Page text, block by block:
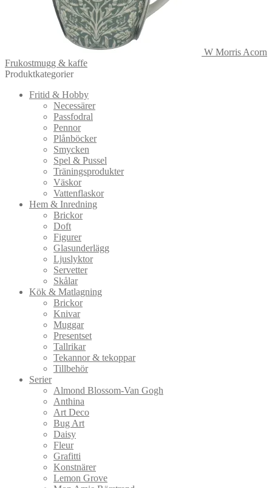
W Morris Acorn
Frukostmugg & kaffe
Produktkategorier
Fritid & Hobby
Necessärer
Passfodral
Pennor
Plånböcker
Smycken
Spel & Pussel
Träningsprodukter
Väskor
Vattenflaskor
Hem & Inredning
Brickor
Doft
Figurer
Glasunderlägg
Ljuslyktor
Servetter
Skålar
Kök & Matlagning
Brickor
Knivar
Muggar
Presentset
Tallrikar
Tekannor & tekoppar
Tillbehör
Serier
Almond Blossom-Van Gogh
Anthina
Art Deco
Bug Art
Daisy
Fleur
Grafitti
Konstnärer
Lemon Grove